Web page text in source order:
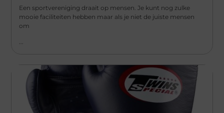
Een sportvereniging draait op mensen. Je kunt nog zulke
mooie faciliteiten hebben maar als je niet de juiste mensen
om
...